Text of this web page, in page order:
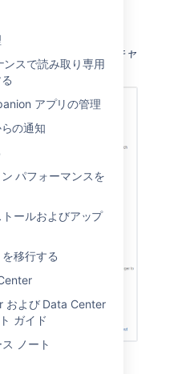
ンスで読み取り専用
アプリの管理
の通知
パフォーマンスを
ールおよびアップ
移行する
および Data Center
ガイド
ノート
択解除します。
ログイン失敗に対するキャ